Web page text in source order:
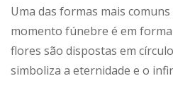
Uma das formas mais
momento fúnebre é em
flores são dispostas em
simboliza a eternidade e o